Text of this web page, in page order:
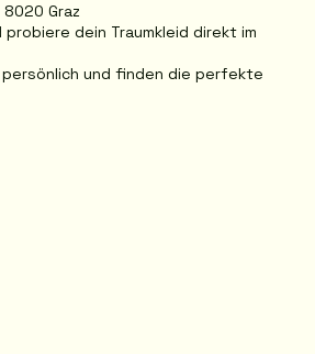
Graz
probiere dein Traumkleid direkt im
und finden die perfekte